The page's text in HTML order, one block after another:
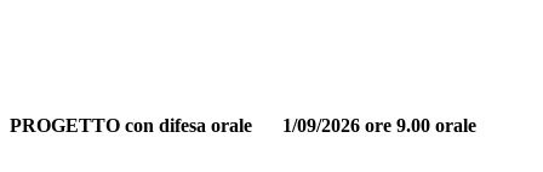
PROGETTO con difesa orale 1/09/2026 ore 9.00 orale